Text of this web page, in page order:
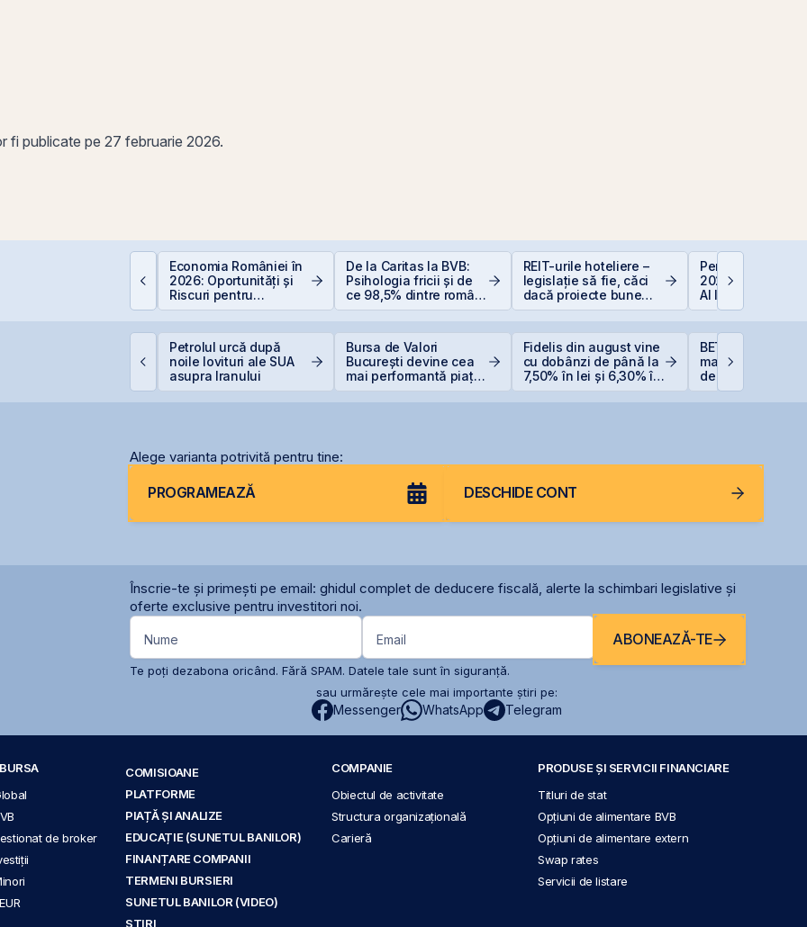
fi publicate pe 27 februarie 2026.
Economia României în
2026: Oportunități și
Riscuri pentru
Investitori
De la Caritas la BVB:
Psihologia fricii și de
ce 98,5% dintre români
evită investițiile la
REIT-urile hoteliere –
legislație să fie, căci
dacă proiecte bune
sunt și banii se găsesc
Perspective
2026: De la
AI la Noua
Economică
Petrolul urcă după
noile lovituri ale SUA
asupra Iranului
Bursa de Valori
București devine cea
mai performantă piață
Fidelis din august vine
cu dobânzi de până la
7,50% în lei și 6,30% în
BET atinge un
maxim istoric,
de acțiunile
OMV Petrom
Alege varianta potrivită pentru tine:
PROGRAMEAZĂ DESCHIDE CONT
Înscrie-te și primești pe email: ghidul complet de deducere fiscală, alerte la schimbari legislative și
oferte exclusive pentru investitori noi.
Nume Email ABONEAZĂ-TE
Te poți dezabona oricând. Fără SPAM. Datele tale sunt în siguranță.
sau urmărește cele mai importante știri pe:
Messenger WhatsApp Telegram
de broker
COMISIOANE
PLATFORME
PIAȚĂ ȘI ANALIZE
EDUCAȚIE (SUNETUL BANILOR)
FINANȚARE COMPANII
TERMENI BURSIERI
SUNETUL BANILOR (VIDEO)
ȘTIRI
COMPANIE
Obiectul de activitate
Structura organizațională
Carieră
PRODUSE ȘI SERVICII FINANCIARE
Titluri de stat
Opțiuni de alimentare BVB
Opțiuni de alimentare extern
Swap rates
Servicii de listare